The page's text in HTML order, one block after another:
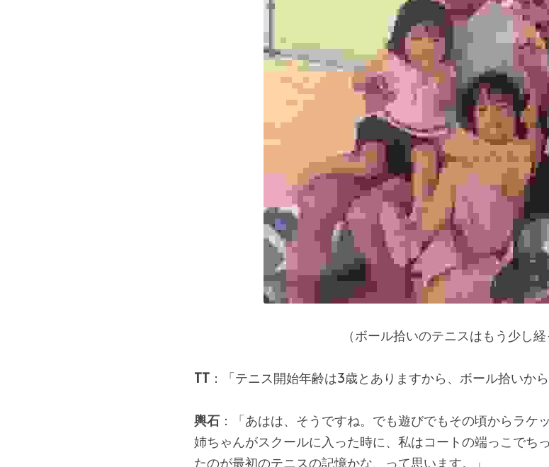
（ボール拾いのテニスはもう少し経
TT ：「テニス開始年齢は3歳とありますから、ボール拾いか
輿石 ：「あはは、そうですね。でも遊びでもその頃からラケ
姉ちゃんがスクールに入った時に、私はコートの端っこでち
たのが最初のテニスの記憶かな、って思います。」